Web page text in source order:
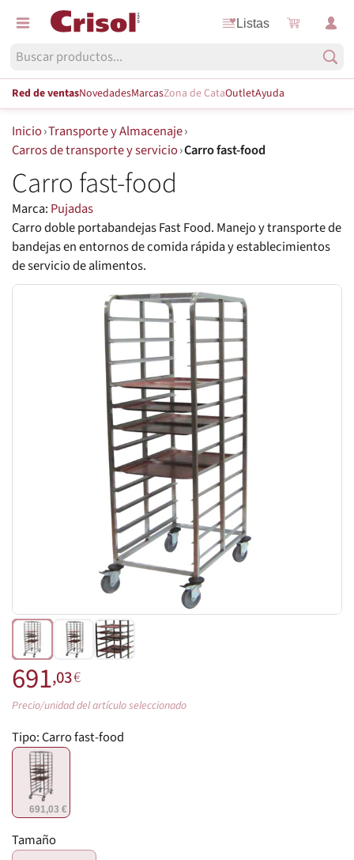
Listas
Red de ventasNovedadesMarcasZona de CataOutletAyuda
Inicio›Transporte y Almacenaje›
Carros de transporte y servicio›Carro fast-food
Carro fast-food
Marca: Pujadas
Carro doble portabandejas Fast Food. Manejo y transporte de
bandejas en entornos de comida rápida y establecimientos
de servicio de alimentos.
691,03€
Precio/unidad del artículo seleccionado
Tipo:Carro fast-food
691,03 €
Tamaño